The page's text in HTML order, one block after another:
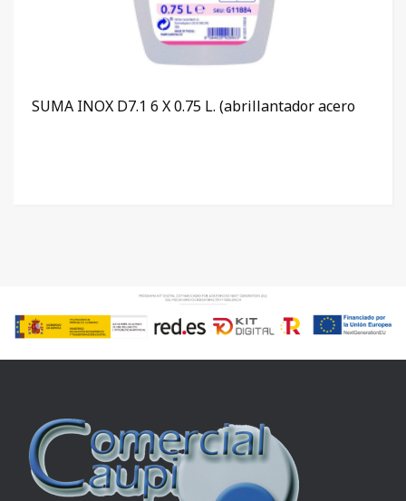
SUMA INOX D7.1 6 X 0.75 L. (abrillantador acero